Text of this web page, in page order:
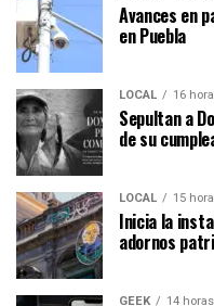
Avances en
en Puebla
LOCAL 16
Sepultan a
de su
LOCAL 15
Inicia la
adornos
GEEK 14